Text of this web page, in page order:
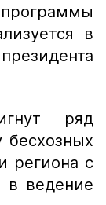
в
ряд
бесхозных
региона с
в ведение